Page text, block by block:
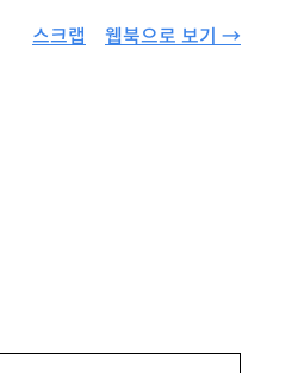
웹북으로 보기 →
스크랩